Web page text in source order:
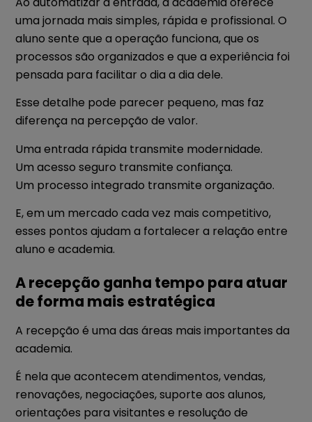
uma jornada mais simples, rápida e profissional. O
aluno sente que a operação funciona, que os
processos são organizados e que a experiência foi
pensada para facilitar o dia a dia dele.
Esse detalhe pode parecer pequeno, mas faz
diferença na percepção de valor.
Uma entrada rápida transmite modernidade.
Um acesso seguro transmite confiança.
Um processo integrado transmite organização.
E, em um mercado cada vez mais competitivo,
esses pontos ajudam a fortalecer a relação entre
aluno e academia.
A recepção ganha tempo para atuar
de forma mais estratégica
A recepção é uma das áreas mais importantes da
academia.
É nela que acontecem atendimentos, vendas,
renovações, negociações, suporte aos alunos,
orientações para visitantes e resolução de